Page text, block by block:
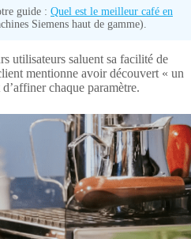
guide : Quel est le meilleur café en
Siemens haut de gamme).
utilisateurs saluent sa facilité de
mentionne avoir découvert « un
chaque paramètre.